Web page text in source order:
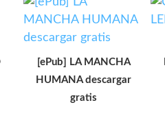
[ePub] LA MANCHA
HUMANA descargar
gratis